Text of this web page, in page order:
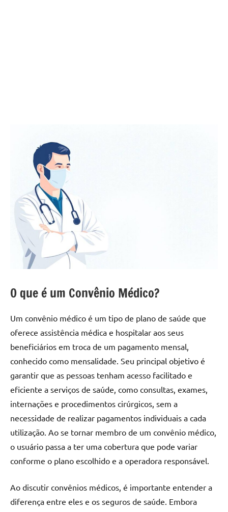
O que é um Convênio Médico?
Um convênio médico é um tipo de plano de saúde que
oferece assistência médica e hospitalar aos seus
beneficiários em troca de um pagamento mensal,
conhecido como mensalidade. Seu principal objetivo é
garantir que as pessoas tenham acesso facilitado e
eficiente a serviços de saúde, como consultas, exames,
internações e procedimentos cirúrgicos, sem a
necessidade de realizar pagamentos individuais a cada
utilização. Ao se tornar membro de um convênio médico,
o usuário passa a ter uma cobertura que pode variar
conforme o plano escolhido e a operadora responsável.
Ao discutir convênios médicos, é importante entender a
diferença entre eles e os seguros de saúde. Embora